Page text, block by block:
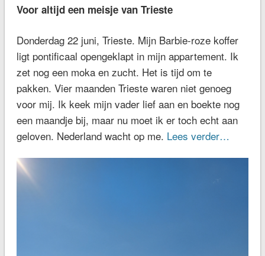
Voor altijd een meisje van Trieste
Donderdag 22 juni, Trieste. Mijn Barbie-roze koffer
ligt pontificaal opengeklapt in mijn appartement. Ik
zet nog een moka en zucht. Het is tijd om te
pakken. Vier maanden Trieste waren niet genoeg
voor mij. Ik keek mijn vader lief aan en boekte nog
een maandje bij, maar nu moet ik er toch echt aan
geloven. Nederland wacht op me. Lees verder…